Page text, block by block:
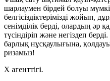
шарлаумен бірдей болуы
белгісіздіктерімізді жойып,
сенімділік берді, олардың әр
түсіндіріп және негіздеп
барлық нұсқаулығына,
ризамыз!
X агенттігі.